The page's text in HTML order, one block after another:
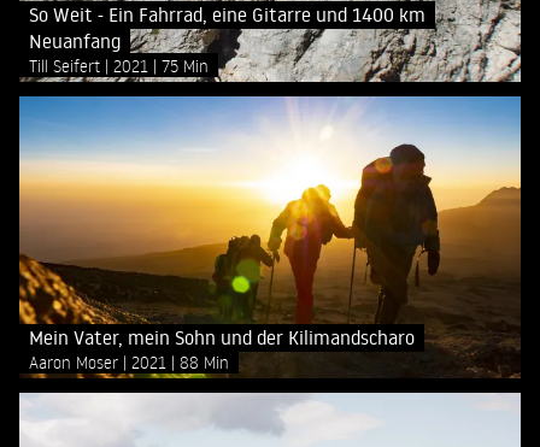
So Weit - Ein Fahrrad, eine Gitarre und 1400 km
Neuanfang
Till Seifert 2021 75 Min
Mein Vater, mein Sohn und der Kilimandscharo
Aaron Moser 2021 88 Min